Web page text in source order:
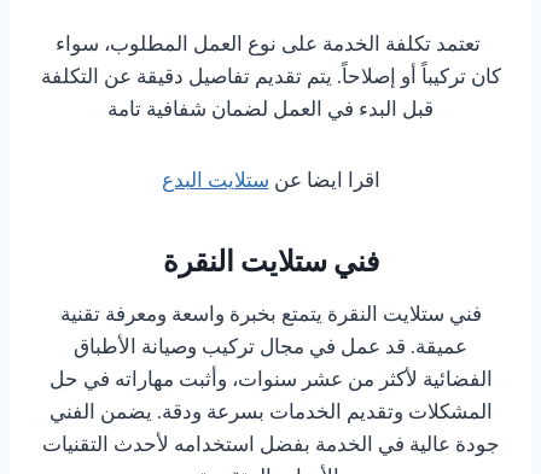
تعتمد تكلفة الخدمة على نوع العمل المطلوب، سواء
كان تركيباً أو إصلاحاً. يتم تقديم تفاصيل دقيقة عن التكلفة
قبل البدء في العمل لضمان شفافية تامة
اقرا ايضا عنستلايت البدع
فني ستلايت النقرة
فني ستلايت النقرة يتمتع بخبرة واسعة ومعرفة تقنية
عميقة. قد عمل في مجال تركيب وصيانة الأطباق
الفضائية لأكثر من عشر سنوات، وأثبت مهاراته في حل
المشكلات وتقديم الخدمات بسرعة ودقة. يضمن الفني
جودة عالية في الخدمة بفضل استخدامه لأحدث التقنيات